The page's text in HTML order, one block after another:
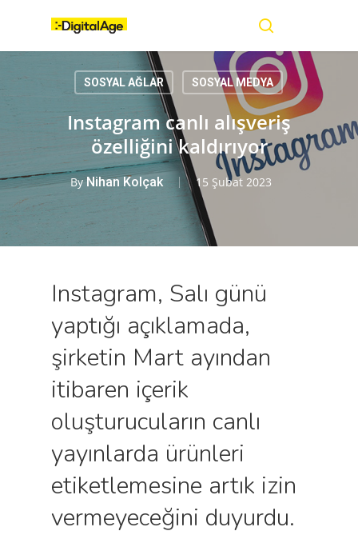
content
SOSYAL AĞLAR SOSYAL MEDYA
Instagram canlı alışveriş
özelliğini kaldırıyor
By Nihan Kolçak 15 Şubat 2023
Instagram, Salı günü
yaptığı açıklamada,
şirketin Mart ayından
itibaren içerik
oluşturucuların canlı
yayınlarda ürünleri
etiketlemesine artık izin
vermeyeceğini duyurdu.